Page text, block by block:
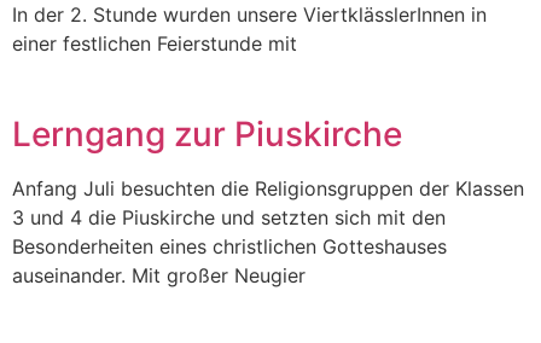
In der 2. Stunde wurden unsere ViertklässlerInnen in
einer festlichen Feierstunde mit
Lerngang zur Piuskirche
Anfang Juli besuchten die Religionsgruppen der Klassen
3 und 4 die Piuskirche und setzten sich mit den
Besonderheiten eines christlichen Gotteshauses
auseinander. Mit großer Neugier